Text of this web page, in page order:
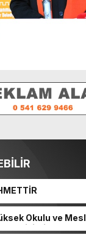
Okulu ve
değişimi!